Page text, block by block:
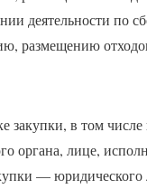
деятельности по
размещению
закупки, в том
органа, лице,
— юридического